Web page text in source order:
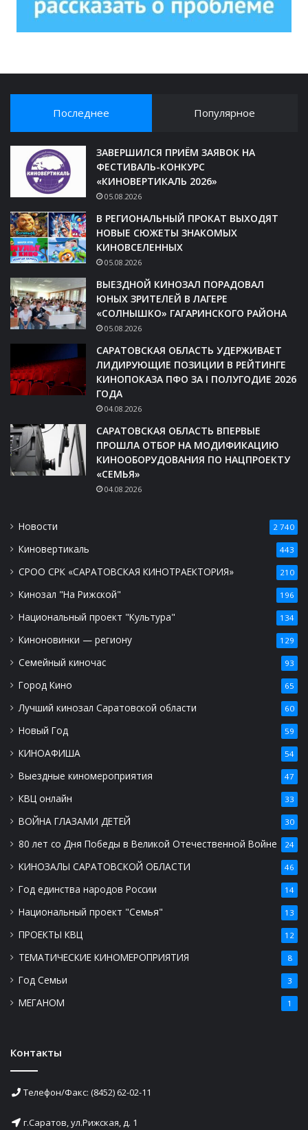
Последнее Популярное
ЗАВЕРШИЛСЯ ПРИЁМ ЗАЯВОК НА
ФЕСТИВАЛЬ-КОНКУРС
«КИНОВЕРТИКАЛЬ 2026»
05.08.2026
В РЕГИОНАЛЬНЫЙ ПРОКАТ ВЫХОДЯТ
НОВЫЕ СЮЖЕТЫ ЗНАКОМЫХ
КИНОВСЕЛЕННЫХ
05.08.2026
ВЫЕЗДНОЙ КИНОЗАЛ ПОРАДОВАЛ
ЮНЫХ ЗРИТЕЛЕЙ В ЛАГЕРЕ
«СОЛНЫШКО» ГАГАРИНСКОГО РАЙОНА
05.08.2026
САРАТОВСКАЯ ОБЛАСТЬ УДЕРЖИВАЕТ
ЛИДИРУЮЩИЕ ПОЗИЦИИ В РЕЙТИНГЕ
КИНОПОКАЗА ПФО ЗА I ПОЛУГОДИЕ 2026
ГОДА
04.08.2026
САРАТОВСКАЯ ОБЛАСТЬ ВПЕРВЫЕ
ПРОШЛА ОТБОР НА МОДИФИКАЦИЮ
КИНООБОРУДОВАНИЯ ПО НАЦПРОЕКТУ
«СЕМЬЯ»
04.08.2026
Новости 2 740
Киновертикаль 443
СРОО СРК «САРАТОВСКАЯ КИНОТРАЕКТОРИЯ» 210
Кинозал "На Рижской" 196
Национальный проект "Культура" 134
Киноновинки — региону 129
Семейный киночас 93
Город Кино 65
Лучший кинозал Саратовской области 60
Новый Год 59
КИНОАФИША 54
Выездные киномероприятия 47
КВЦ онлайн 33
ВОЙНА ГЛАЗАМИ ДЕТЕЙ 30
80 лет со Дня Победы в Великой Отечественной Войне 24
КИНОЗАЛЫ САРАТОВСКОЙ ОБЛАСТИ 46
Год единства народов России 14
Национальный проект "Семья" 13
ПРОЕКТЫ КВЦ 12
ТЕМАТИЧЕСКИЕ КИНОМЕРОПРИЯТИЯ 8
Год Семьи 3
МЕГАНОМ 1
Контакты
Телефон/Факс: (8452) 62-02-11
г.Саратов, ул.Рижская, д. 1